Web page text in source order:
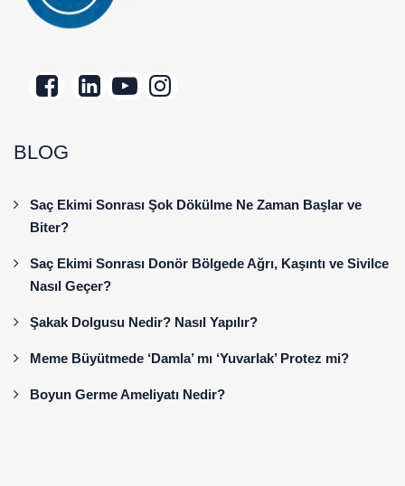
BLOG
Saç Ekimi Sonrası Şok Dökülme Ne Zaman Başlar ve
Biter?
Saç Ekimi Sonrası Donör Bölgede Ağrı, Kaşıntı ve Sivilce
Nasıl Geçer?
Şakak Dolgusu Nedir? Nasıl Yapılır?
Meme Büyütmede ‘Damla’ mı ‘Yuvarlak’ Protez mi?
Boyun Germe Ameliyatı Nedir?